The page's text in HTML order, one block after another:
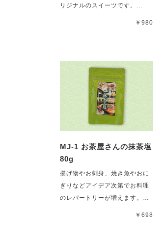
リジナルのスイーツです。…
￥980
MJ-1 お茶屋さんの抹茶塩
80g
揚げ物やお刺身、焼き魚やおに
ぎりなどアイデア次第でお料理
のレパートリーが増えます。…
￥698